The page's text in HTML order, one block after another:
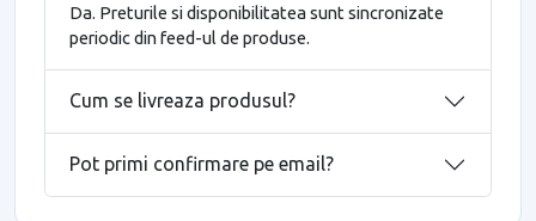
Da. Preturile si disponibilitatea sunt sincronizate
periodic din feed-ul de produse.
Cum se livreaza produsul?
Pot primi confirmare pe email?